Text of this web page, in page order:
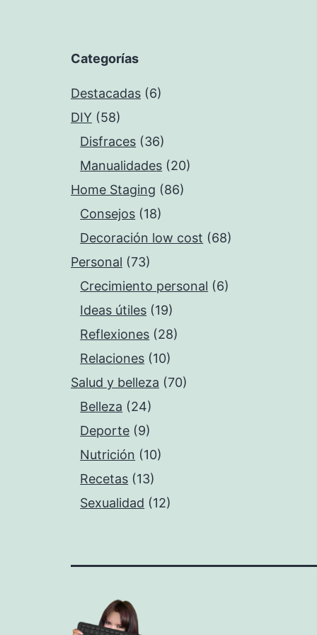
Categorías
Destacadas (6)
DIY (58)
Disfraces (36)
Manualidades (20)
Home Staging (86)
Consejos (18)
Decoración low cost (68)
Personal (73)
Crecimiento personal (6)
Ideas útiles (19)
Reflexiones (28)
Relaciones (10)
Salud y belleza (70)
Belleza (24)
Deporte (9)
Nutrición (10)
Recetas (13)
Sexualidad (12)